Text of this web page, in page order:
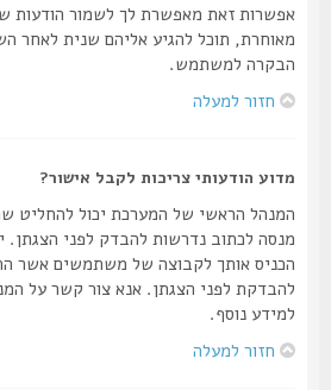
אפשרות זאת מאפשרת לך לשמור הודעות
מאוחרת, תוכל להגיע אליהם שנית לאחר
הבקרה למשתמש.
חזור למעלה
מדוע הודעותי צריכות לקבל אישור?
המנהל הראשי של המערכת יכול להחליט
מנסה לכתוב נדרשות להבדק לפני הצגתן.
הכניס אותך לקבוצה של משתמשים אשר
להבדקת לפני הצגתן. אנא צור קשר על
למידע נוסף.
חזור למעלה